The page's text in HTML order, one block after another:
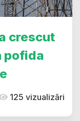
crescut
pofida
125 vizualizări